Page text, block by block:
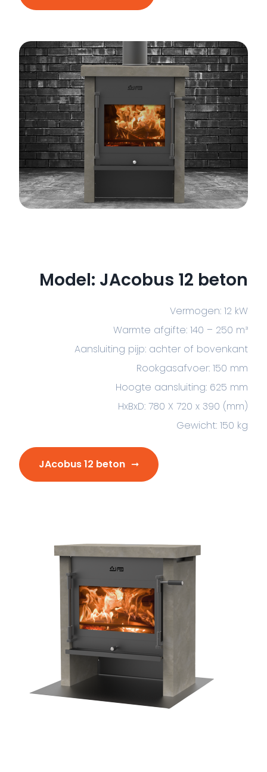
Model: JAcobus 12 beton
Vermogen: 12 kW
Warmte afgifte: 140 – 250 m³
Aansluiting pijp: achter of bovenkant
Rookgasafvoer: 150 mm
Hoogte aansluiting: 625 mm
HxBxD: 780 X 720 x 390 (mm)
Gewicht: 150 kg
JAcobus 12 beton